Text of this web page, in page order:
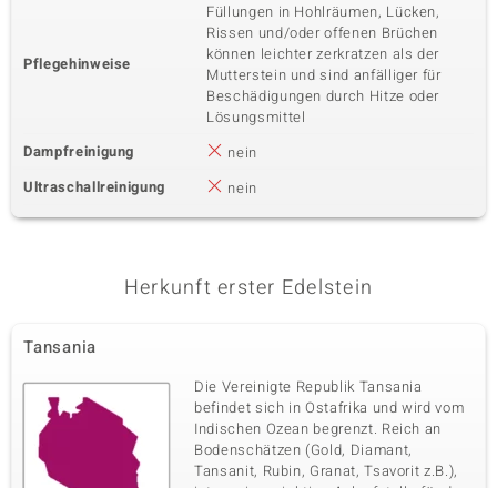
Pflegehinweise
Füllungen in Hohlräumen, Lücken,
Rissen und/oder offenen Brüchen
können leichter zerkratzen als der
Mutterstein und sind anfälliger für
Beschädigungen durch Hitze oder
Lösungsmittel
Dampfreinigung
nein
Ultraschallreinigung
nein
Herkunft erster Edelstein
Tansania
Die Vereinigte Republik Tansania
befindet sich in Ostafrika und wird vom
Indischen Ozean begrenzt. Reich an
Bodenschätzen (Gold, Diamant,
Tansanit, Rubin, Granat, Tsavorit z.B.),